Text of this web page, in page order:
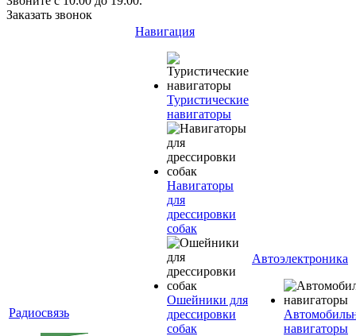
Заказать звонок
Радиосвязь
Навигация
Туристические
навигаторы
Навигаторы
для
дрессировки
собак
Ошейники для
дрессировки
собак
Автоэлектроника
навигаторы